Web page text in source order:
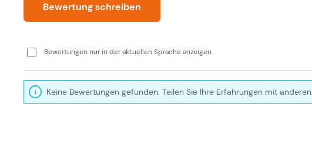
Bewertung schreiben
Bewertungen nur in der aktuellen Sprache anzeigen.
Keine Bewertungen gefunden. Teilen Sie Ihre Erfahrungen mit anderen.